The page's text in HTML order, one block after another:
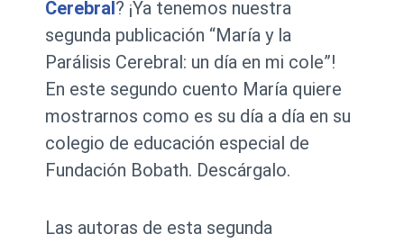
Cerebral? ¡Ya tenemos nuestra
segunda publicación “María y la
Parálisis Cerebral: un día en mi cole”!
En este segundo cuento María quiere
mostrarnos como es su día a día en su
colegio de educación especial de
Fundación Bobath. Descárgalo.
Las autoras de esta segunda